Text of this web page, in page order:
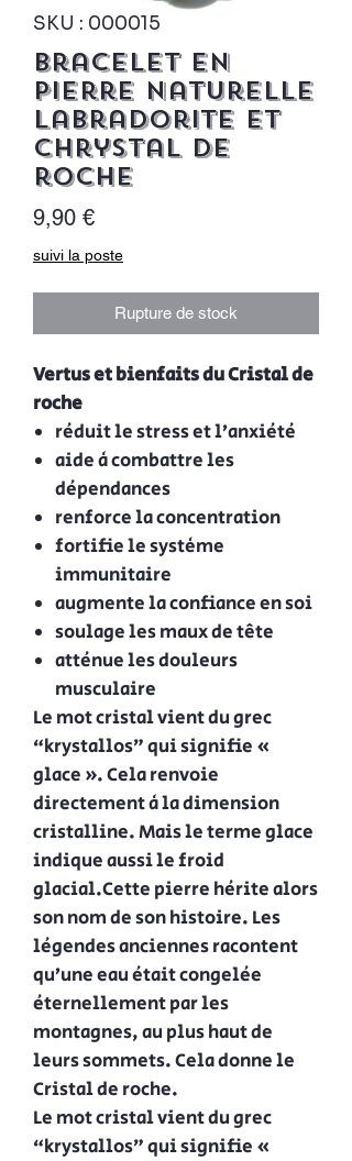
SKU : 000015
Bracelet en
pierre naturelle
Labradorite et
chrystal de
roche
9,90 €Prix
suivi la poste
Rupture de stock
Vertus et bienfaits du Cristal de
roche
réduit le stress et l’anxiété
aide à combattre les
dépendances
renforce la concentration
fortifie le système
immunitaire
augmente la confiance en soi
soulage les maux de tête
atténue les douleurs
musculaire
Le mot cristal vient du grec
“krystallos” qui signifie «
glace ». Cela renvoie
directement à la dimension
cristalline. Mais le terme glace
indique aussi le froid
glacial.Cette pierre hérite alors
son nom de son histoire. Les
légendes anciennes racontent
qu’une eau était congelée
éternellement par les
montagnes, au plus haut de
leurs sommets. Cela donne le
Cristal de roche.
Le mot cristal vient du grec
“krystallos” qui signifie «